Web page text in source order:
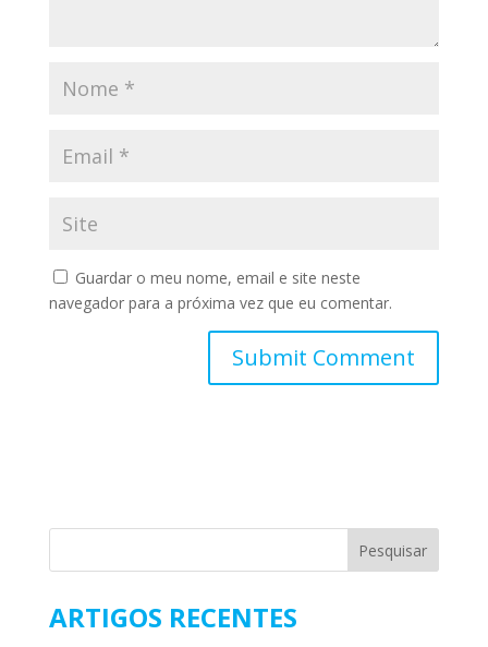
Guardar o meu nome, email e site neste
navegador para a próxima vez que eu comentar.
ARTIGOS RECENTES